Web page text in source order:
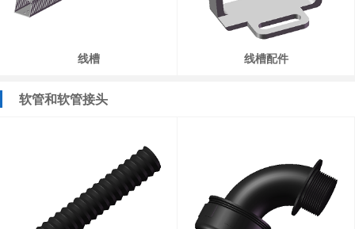
线槽 线槽配件
软管和软管接头